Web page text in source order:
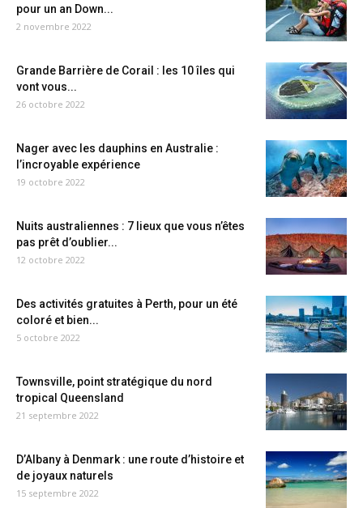
pour un an Down...
2 novembre 2022
Grande Barrière de Corail : les 10 îles qui
vont vous...
26 octobre 2022
Nager avec les dauphins en Australie :
l’incroyable expérience
19 octobre 2022
Nuits australiennes : 7 lieux que vous n’êtes
pas prêt d’oublier...
12 octobre 2022
Des activités gratuites à Perth, pour un été
coloré et bien...
5 octobre 2022
Townsville, point stratégique du nord
tropical Queensland
21 septembre 2022
D’Albany à Denmark : une route d’histoire et
de joyaux naturels
15 septembre 2022